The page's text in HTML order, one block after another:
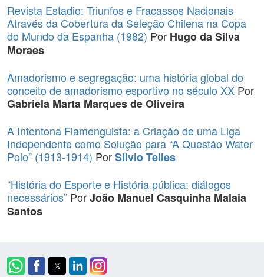
Revista Estadio: Triunfos e Fracassos Nacionais
Através da Cobertura da Seleção Chilena na Copa
do Mundo da Espanha (1982) Por Hugo da Silva
Moraes
Amadorismo e segregação: uma história global do
conceito de amadorismo esportivo no século XX Por
Gabriela Marta Marques de Oliveira
A Intentona Flamenguista: a Criação de uma Liga
Independente como Solução para “A Questão Water
Polo” (1913-1914) PorSilvio Telles
“História do Esporte e História pública: diálogos
necessários” PorJoão Manuel Casquinha Malaia
Santos